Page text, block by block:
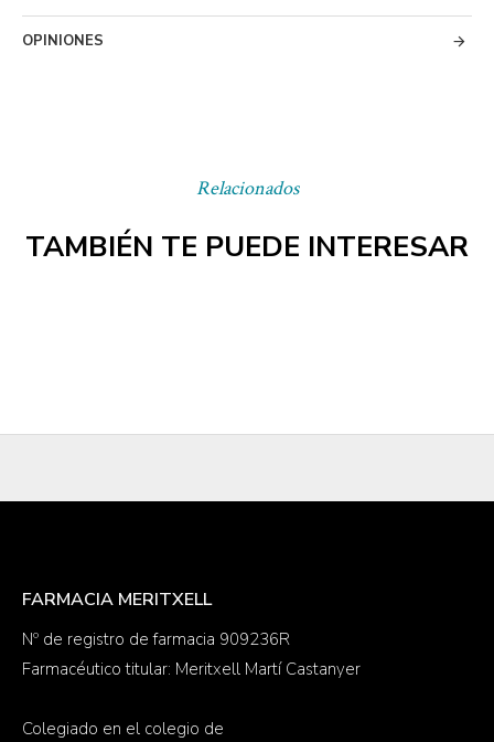
Relacionados
TAMBIÉN TE PUEDE INTERESAR
OPINIONES
FARMACIA MERITXELL
Nº de registro de farmacia 909236R
Farmacéutico titular: Meritxell Martí Castanyer
Colegiado en el colegio de